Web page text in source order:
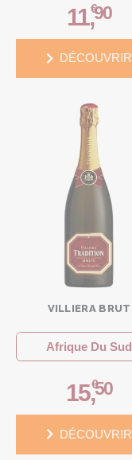
11
,€90
DÉCOUVRIR
VILLIERA BRUT
Afrique Du Sud
15
,€50
DÉCOUVRIR